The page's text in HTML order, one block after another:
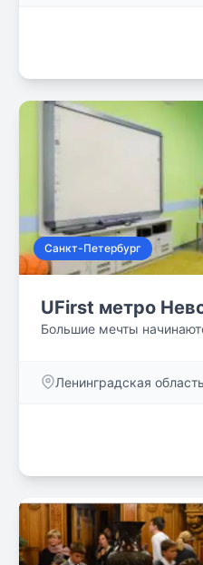
Санкт-Петербург
UFirst метро
Большие мечты
Ленинградская